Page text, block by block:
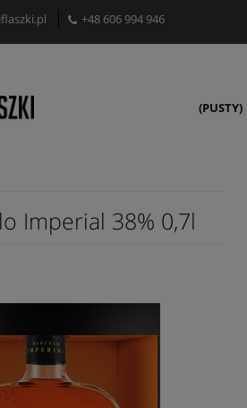
+48 606 994 946
(PUSTY)
Imperial 38% 0,7l